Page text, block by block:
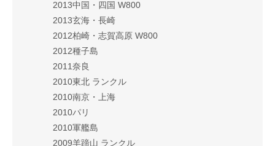
2013中国・四国 W800
2013玄海・長崎
2012柏崎・志賀高原 W800
2012種子島
2011奈良
2010東北 ランクル
2010南京・上海
2010パリ
2010軍艦島
2009羊蹄山 ランクル